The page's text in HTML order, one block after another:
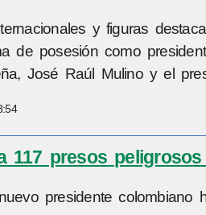
y figuras
de posesión como
José Raúl Mulino y el
117 presos
presidente colombiano